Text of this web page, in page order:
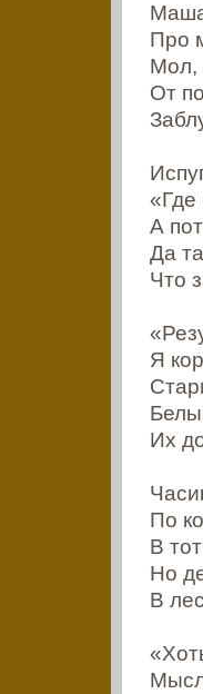
Про
Мол,
От
«Где
А
Да
Что
Я
Их
По
В
Но
В